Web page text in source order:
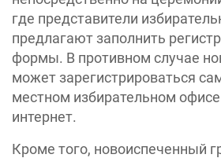
где представители
предлагают заполнить
формы. В противном случае
может зарегистрироваться
местном избирательном
интернет.
Кроме того, новоиспеченный